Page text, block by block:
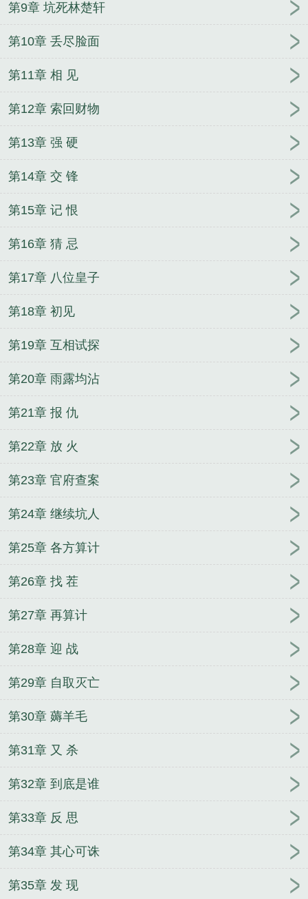
第9章 坑死林楚轩
第10章 丢尽脸面
第11章 相 见
第12章 索回财物
第13章 强 硬
第14章 交 锋
第15章 记 恨
第16章 猜 忌
第17章 八位皇子
第18章 初见
第19章 互相试探
第20章 雨露均沾
第21章 报 仇
第22章 放 火
第23章 官府查案
第24章 继续坑人
第25章 各方算计
第26章 找 茬
第27章 再算计
第28章 迎 战
第29章 自取灭亡
第30章 薅羊毛
第31章 又 杀
第32章 到底是谁
第33章 反 思
第34章 其心可诛
第35章 发 现